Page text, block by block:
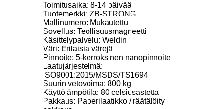
Toimitusaika: 8-14 päivää
Tuotemerkki: ZB-STRONG
Mallinumero: Mukautettu
Sovellus: Teollisuusmagneetti
Käsittelypalvelu: Weldin
Väri: Erilaisia ​​värejä
Pinnoite: 5-kerroksinen nanopinnoite
Laatujärjestelmä:
ISO9001:2015/MSDS/TS1694
Suurin vetovoima: 800 kg
Käyttölämpötila: 80 celsiusastetta
Pakkaus: Paperilaatikko / räätälöity